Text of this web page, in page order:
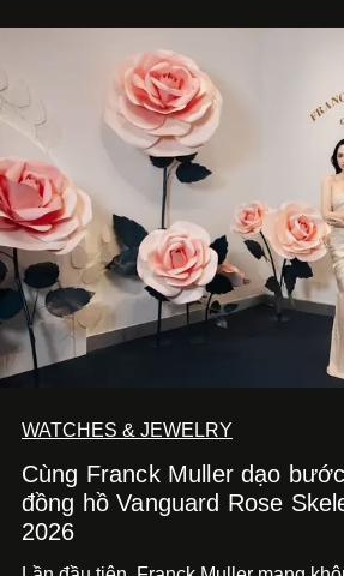
xuất hiện trong những thiết kế
một ngôn ngữ riêng để diễn giải tinh
WATCHES & JEWELRY
Cùng Franck Muller dạo
đồng hồ Vanguard Rose
2026